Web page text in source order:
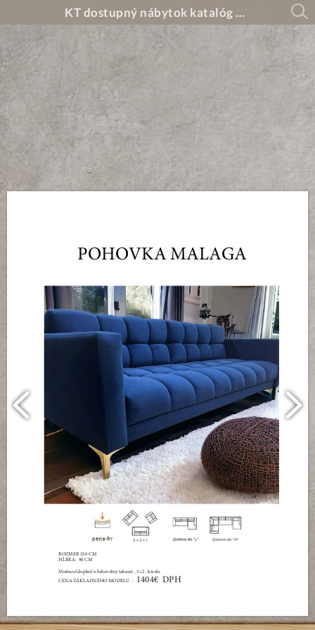
KT dostupný nábytok katalóg 2026